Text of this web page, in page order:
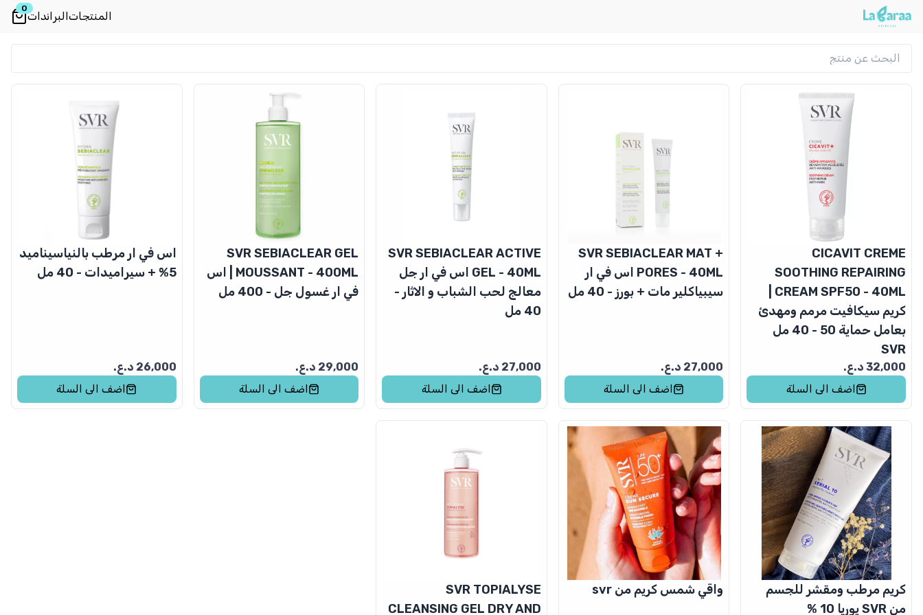
المنتجاتالبراندات
0
CICAVIT CREME
SOOTHING REPAIRING
كريم سيكافيت مرمم ومهدئ
بعامل حماية 50 - 40 مل
SVR
32,000 د.ع.
اضف الى السلة
SVR SEBIACLEAR MAT +
PORES - 40ML اس في ار
سيبياكلير مات + بورز - 40 مل
27,000 د.ع.
اضف الى السلة
SVR SEBIACLEAR ACTIVE
GEL - 40ML اس في ار جل
معالج لحب الشباب و الاثار -
40 مل
27,000 د.ع.
اضف الى السلة
SVR SEBIACLEAR GEL
MOUSSANT - 400ML | اس
في ار غسول جل - 400 مل
29,000 د.ع.
اضف الى السلة
اس في ار مرطب بالنياسيناميد
5% + سيراميدات - 40 مل
26,000 د.ع.
اضف الى السلة
كريم مرطب ومقشر للجسم
من SVR يوريا 10 %
واقي شمس كريم من svr
SVR TOPIALYSE
CLEANSING GEL DRY AND